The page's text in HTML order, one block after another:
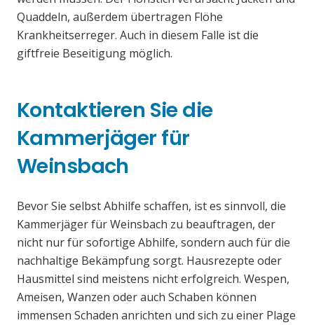
Quaddeln, außerdem übertragen Flöhe
Krankheitserreger. Auch in diesem Falle ist die
giftfreie Beseitigung möglich.
Kontaktieren Sie die
Kammerjäger für
Weinsbach
Bevor Sie selbst Abhilfe schaffen, ist es sinnvoll, die
Kammerjäger für Weinsbach zu beauftragen, der
nicht nur für sofortige Abhilfe, sondern auch für die
nachhaltige Bekämpfung sorgt. Hausrezepte oder
Hausmittel sind meistens nicht erfolgreich. Wespen,
Ameisen, Wanzen oder auch Schaben können
immensen Schaden anrichten und sich zu einer Plage